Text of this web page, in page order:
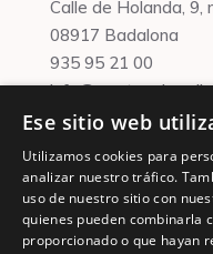
Calle de Holanda, 9,
08917 Badalona
935 95 21 00
Financiado por la
NextGenerationEU
Ese sitio web
Utilizamos cookies para
analizar nuestro tráfico.
uso de nuestro sitio con
quienes pueden combinarla
proporcionado o que hayan